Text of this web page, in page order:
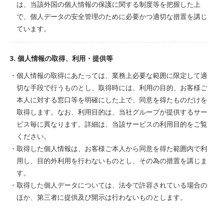
は、当該外国の個人情報の保護に関する制度等を把握した上
で、個人データの安全管理のために必要かつ適切な措置を講じ
ています。
3. 個人情報の取得、利用・提供等
・個人情報の取得にあたっては、業務上必要な範囲に限定して適
切な手段で行うものとし、取得時には、利用の目的、お客様ご
本人に対する窓口等を明確にした上で、同意を得たものだけを
取得します。なお、利用目的は、当社グループが提供するサー
ビス毎に異なります。詳細は、当該サービスの利用目的をご覧
ください。
・取得した個人情報は、お客様ご本人から同意を得た範囲内で利
用し、目的外利用を行わないものとし、その為の措置を講じま
す。
・取得した個人データについては、法令で許容されている場合の
ほか、第三者に提供及び開示は行わないものとします。